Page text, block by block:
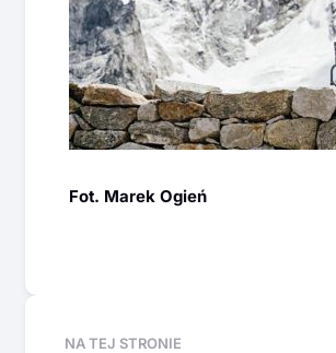
Fot. Marek Ogień
NA TEJ STRONIE